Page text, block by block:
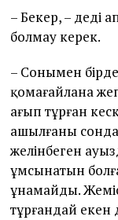
– Бекер, – деді
болмау керек.
– Сонымен
қомағайлана
ағып тұрған
ашылғаны
желінбеген
ұмсынатын
ұнамайды.
тұрғандай екен